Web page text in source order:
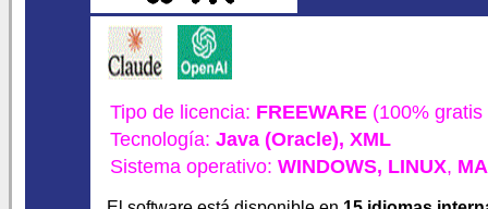
Tipo de licencia: FREEWARE (100%
Tecnología: Java (Oracle), XML
Sistema operativo: WINDOWS, LINUX,